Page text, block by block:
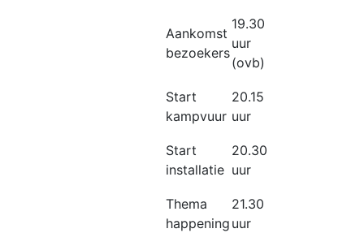
Aankomst
bezoekers
19.30
uur
(ovb)
Start
kampvuur
20.15
uur
Start
installatie
20.30
uur
Thema
happening
21.30
uur